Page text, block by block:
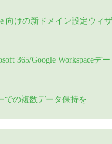
向けの新ドメイン設定ウィザ
365/Google Workspaceデー
での複数データ保持を